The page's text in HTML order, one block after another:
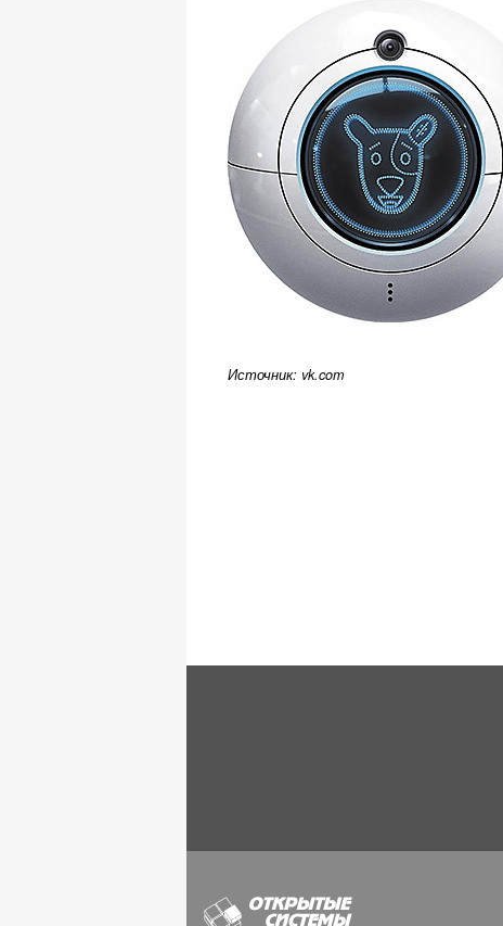
Источник: vk.com